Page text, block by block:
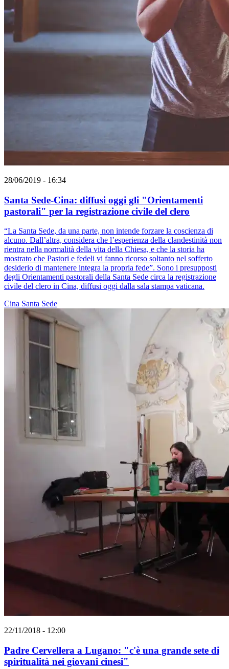
28/06/2019 - 16:34
Santa Sede-Cina: diffusi oggi gli "Orientamenti
pastorali" per la registrazione civile del clero
“La Santa Sede, da una parte, non intende forzare la coscienza di
alcuno. Dall’altra, considera che l’esperienza della clandestinità non
rientra nella normalità della vita della Chiesa, e che la storia ha
mostrato che Pastori e fedeli vi fanno ricorso soltanto nel sofferto
desiderio di mantenere integra la propria fede”. Sono i presupposti
degli Orientamenti pastorali della Santa Sede circa la registrazione
civile del clero in Cina, diffusi oggi dalla sala stampa vaticana.
Cina Santa Sede
22/11/2018 - 12:00
Padre Cervellera a Lugano: "c'è una grande sete di
spiritualità nei giovani cinesi"